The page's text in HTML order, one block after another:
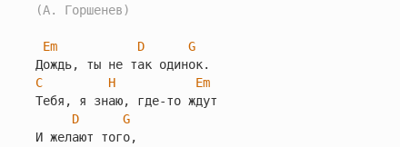
(А. Горшенев)
Em D
G
C
H
Em
Тебя, я знаю, где-то ждут
D
G